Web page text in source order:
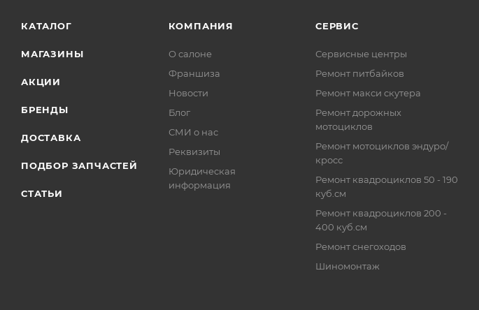
КАТАЛОГ
МАГАЗИНЫ
АКЦИИ
БРЕНДЫ
ДОСТАВКА
ПОДБОР ЗАПЧАСТЕЙ
СТАТЬИ
КОМПАНИЯ
О салоне
Франшиза
Новости
Блог
СМИ о нас
Реквизиты
Юридическая
информация
СЕРВИС
Сервисные центры
Ремонт питбайков
Ремонт макси скутера
Ремонт дорожных
мотоциклов
Ремонт мотоциклов эндуро/
кросс
Ремонт квадроциклов 50 - 190
куб.см
Ремонт квадроциклов 200 -
400 куб.см
Ремонт снегоходов
Шиномонтаж